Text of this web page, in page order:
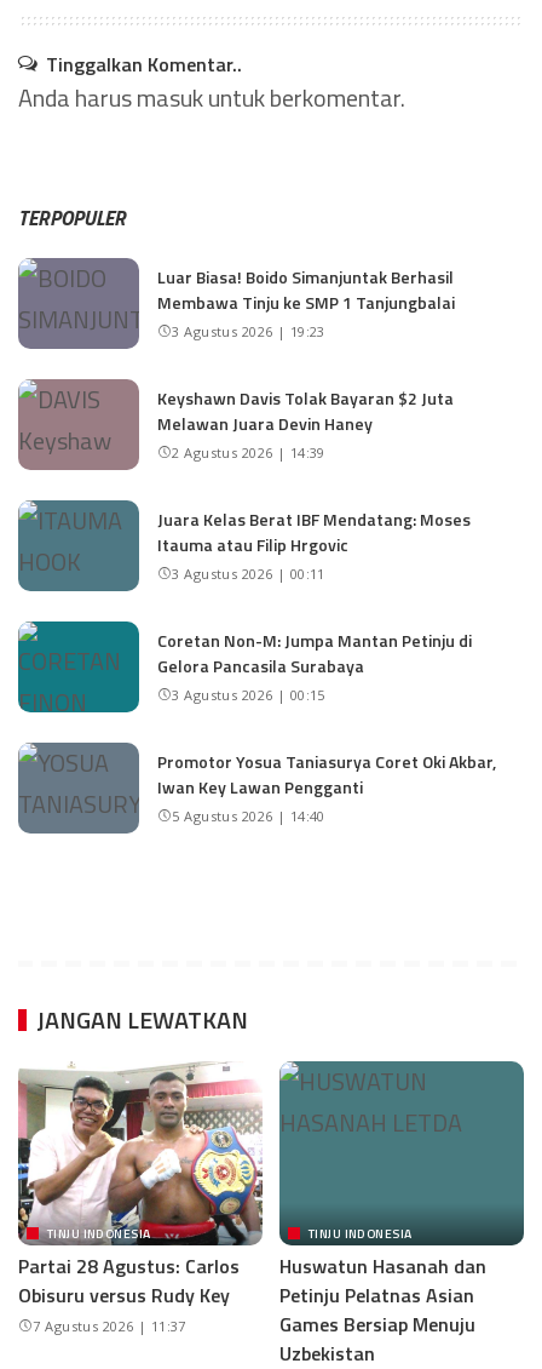
Tinggalkan Komentar..
Anda harusmasukuntuk berkomentar.
TERPOPULER
Luar Biasa! Boido Simanjuntak Berhasil
Membawa Tinju ke SMP 1 Tanjungbalai
3 Agustus 2026 | 19:23
Keyshawn Davis Tolak Bayaran $2 Juta
Melawan Juara Devin Haney
2 Agustus 2026 | 14:39
Juara Kelas Berat IBF Mendatang: Moses
Itauma atau Filip Hrgovic
3 Agustus 2026 | 00:11
Coretan Non-M: Jumpa Mantan Petinju di
Gelora Pancasila Surabaya
3 Agustus 2026 | 00:15
Promotor Yosua Taniasurya Coret Oki Akbar,
Iwan Key Lawan Pengganti
5 Agustus 2026 | 14:40
JANGAN LEWATKAN
TINJU INDONESIA
Partai 28 Agustus: Carlos
Obisuru versus Rudy Key
7 Agustus 2026 | 11:37
TINJU INDONESIA
Huswatun Hasanah dan
Petinju Pelatnas Asian
Games Bersiap Menuju
Uzbekistan